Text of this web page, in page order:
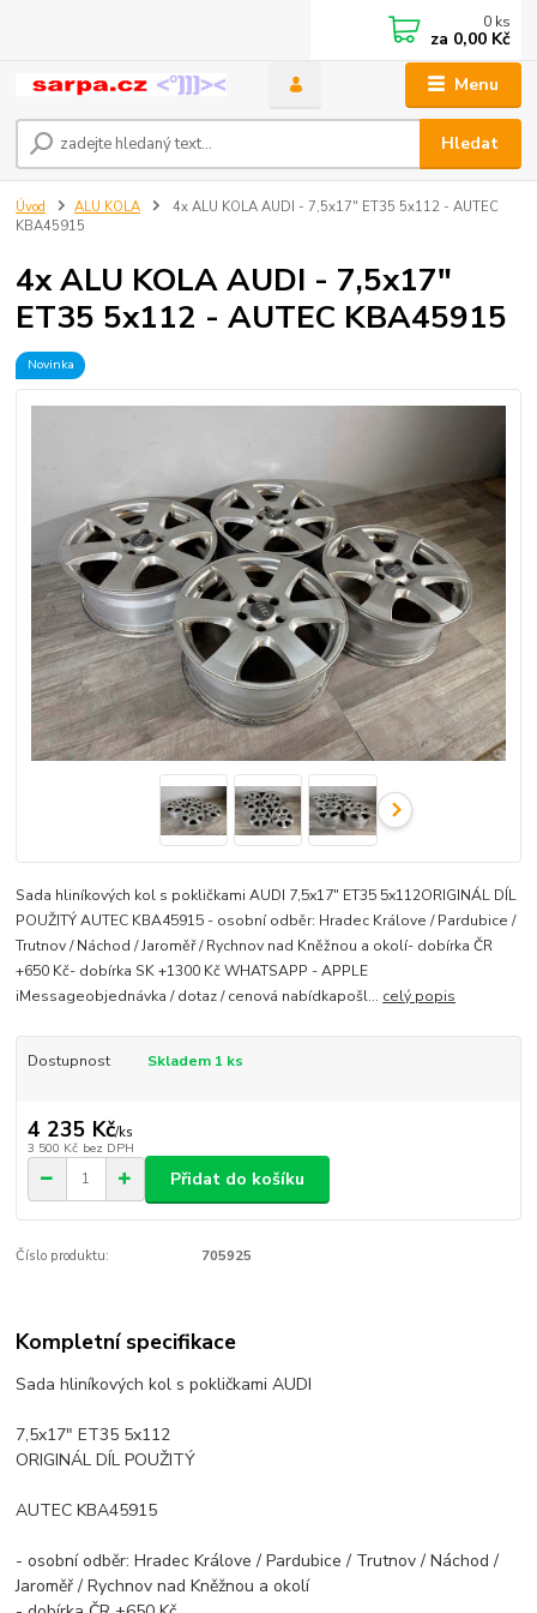
Menu
Hledat
0 ks
za 0,00 Kč
Úvod ALU KOLA
4x ALU KOLA AUDI - 7,5x17" ET35 5x112 - AUTEC
KBA45915
4x ALU KOLA AUDI - 7,5x17"
ET35 5x112 - AUTEC KBA45915
Novinka
Sada hliníkových kol s pokličkami AUDI 7,5x17" ET35 5x112ORIGINÁL DÍL
POUŽITÝ AUTEC KBA45915 - osobní odběr: Hradec Králove / Pardubice /
Trutnov / Náchod / Jaroměř / Rychnov nad Kněžnou a okolí- dobírka ČR
+650 Kč- dobírka SK +1300 Kč WHATSAPP - APPLE
iMessageobjednávka / dotaz / cenová nabídkapošl... celý popis
Dostupnost Skladem 1 ks
4 235 Kč/ks
3 500 Kč bez DPH
Přidat do košíku
Číslo produktu: 705925
Kompletní specifikace
Sada hliníkových kol s pokličkami AUDI
7,5x17" ET35 5x112
ORIGINÁL DÍL POUŽITÝ
AUTEC KBA45915
- osobní odběr: Hradec Králove / Pardubice / Trutnov / Náchod /
Jaroměř / Rychnov nad Kněžnou a okolí